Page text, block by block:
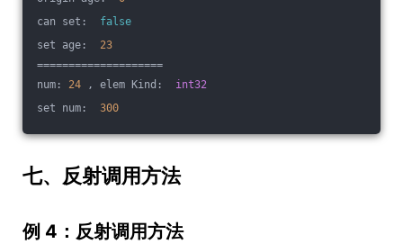
can set: false
set age: 23
====================
num: 24 , elem Kind: int32
set num: 300
七、反射调用方法
例 4：反射调用方法